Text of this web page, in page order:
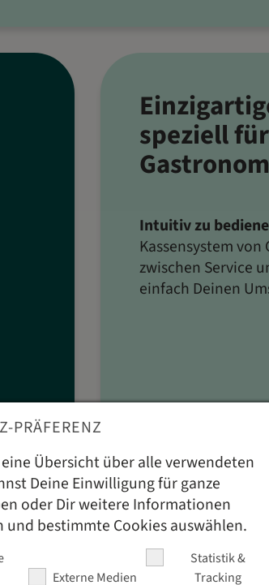
speziell
Intuitiv zu
Kassensystem
zwischen Service
einfach Deinen
PRÄFERENZ
Übersicht über alle verwendeten
Deine Einwilligung für ganze
oder Dir weitere Informationen
und bestimmte Cookies auswählen.
Externe Medien
Statistik &
Tracking